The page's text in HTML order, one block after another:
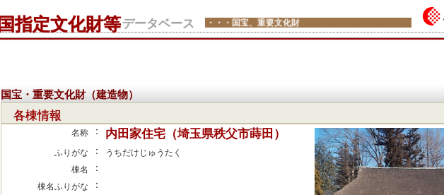
国指定文化財等データベース ・・・国宝、重要文化財
国宝・重要文化財（建造物）
各棟情報
名称 ： 内田家住宅（埼玉県秩父市蒔田）
ふりがな ：
うちだけじゅうたく
棟名
：
棟名ふりがな ：